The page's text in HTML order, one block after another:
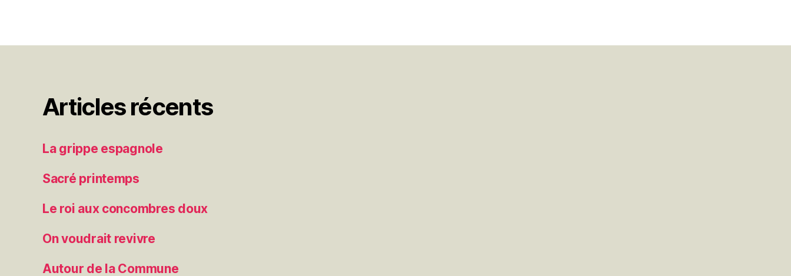
Articles récents
La grippe espagnole
Sacré printemps
Le roi aux concombres doux
On voudrait revivre
Autour de la Commune